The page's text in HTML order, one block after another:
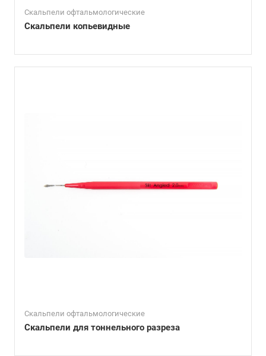
Скальпели офтальмологические
Скальпели копьевидные
Скальпели офтальмологические
Скальпели для тоннельного разреза